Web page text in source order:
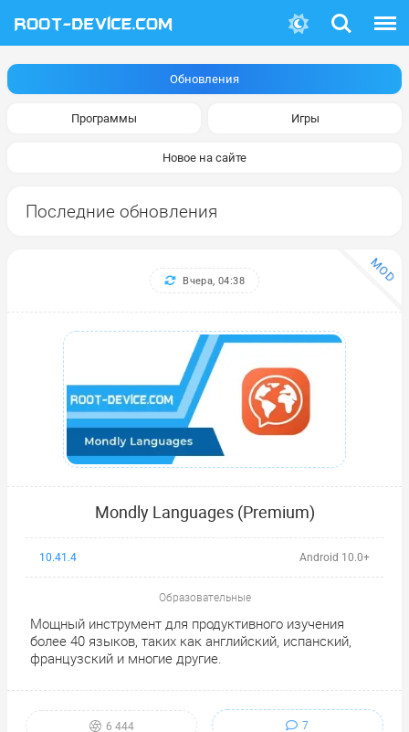
Поиск
Обновления
Программы Игры
Новое на сайте
Последние обновления
MOD
Вчера, 04:38
Mondly Languages (Premium)
10.41.4 Android 10.0+
Образовательные
Мощный инструмент для продуктивного изучения
более 40 языков, таких как английский, испанский,
французский и многие другие.
6 444 7